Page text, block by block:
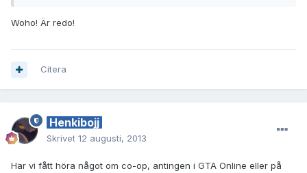
Woho! Är redo!
Citera
Henkibojj
Skrivet 12 augusti, 2013
Har vi fått höra något om co-op, antingen i GTA Online eller på